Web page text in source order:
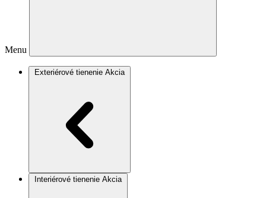
Menu
Exteriérové tienenie Akcia
Interiérové tienenie Akcia